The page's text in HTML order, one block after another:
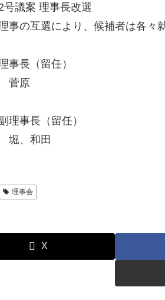
号議案 理事長改選
互選により、候補者は各々就
（留任）
長（留任）
和田
理事会
X